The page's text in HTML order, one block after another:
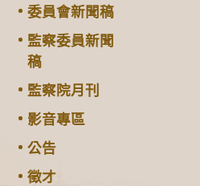
委員會新聞稿
監察委員新聞
稿
監察院月刊
影音專區
公告
徵才